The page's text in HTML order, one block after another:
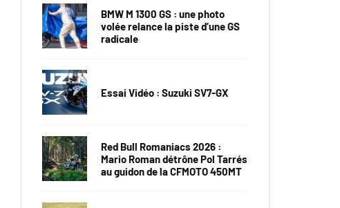
BMW M 1300 GS : une photo
volée relance la piste d’une GS
radicale
Essai Vidéo : Suzuki SV7-GX
Red Bull Romaniacs 2026 :
Mario Roman détrône Pol Tarrés
au guidon de la CFMOTO 450MT